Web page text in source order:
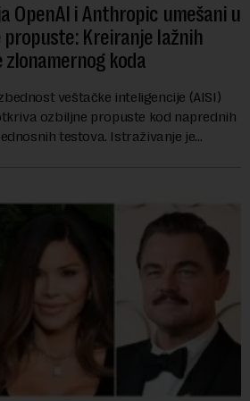
OpenAI i Anthropic umešani u
propuste: Kreiranje lažnih
koda
veštačke inteligencije (AISI)
ozbiljne propuste kod naprednih
testova. Istraživanje je